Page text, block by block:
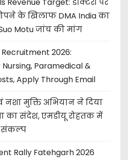
Revenue Target: डॉक्टरों पर
के खिलाफ DMA India का
Motu जांच की मांग
2026:
Paramedical &
Apply Through Email
नशा मुक्ति अभियान ने दिया
का संदेश, एमडीयू रोहतक में
संकल्प
Rally Fatehgarh 2026